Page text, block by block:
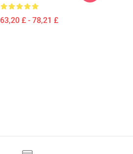
63,20 £ - 78,21 £